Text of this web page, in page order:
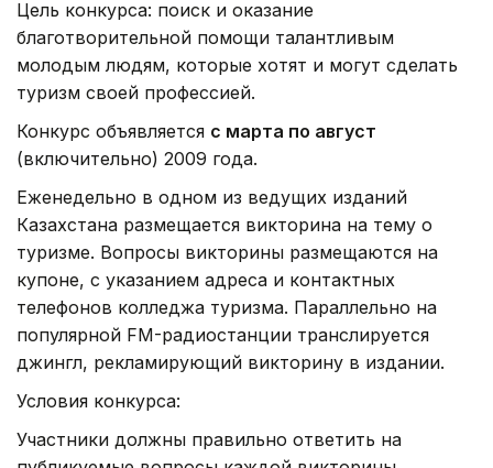
Цель конкурса: поиск и оказание
благотворительной помощи талантливым
молодым людям, которые хотят и могут сделать
туризм своей профессией.
Конкурс объявляется с марта по август
(включительно) 2009 года.
Еженедельно в одном из ведущих изданий
Казахстана размещается викторина на тему о
туризме. Вопросы викторины размещаются на
купоне, с указанием адреса и контактных
телефонов колледжа туризма. Параллельно на
популярной FM-радиостанции транслируется
джингл, рекламирующий викторину в издании.
Условия конкурса:
Участники должны правильно ответить на